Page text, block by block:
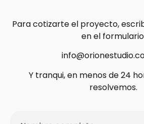
Para cotizarte el proyecto,
en el
Y tranqui, en menos de 24
resolvemos.